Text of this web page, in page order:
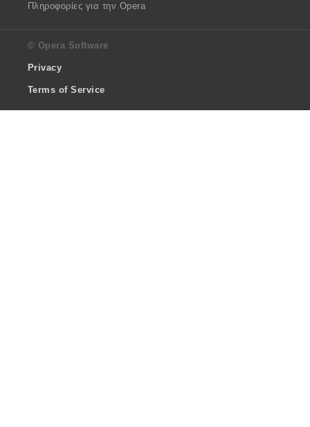
Πληροφορίες για την Opera
© Opera Software
Privacy
Terms of Service